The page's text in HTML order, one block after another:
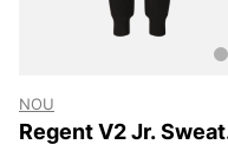
NOU
Regent V2 Jr. Sweat